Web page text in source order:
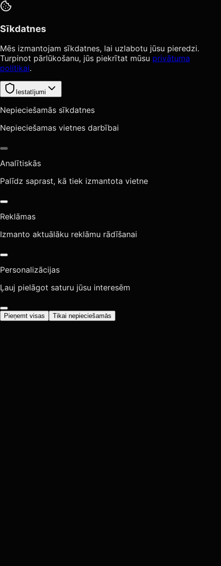
Sīkdatnes
Mēs izmantojam sīkdatnes, lai uzlabotu jūsu pieredzi.
Turpinot pārlūkošanu, jūs piekrītat mūsu privātuma
politikai.
Iestatījumi
Nepieciešamās sīkdatnes
Nepieciešamas vietnes darbībai
Analītiskās
Palīdz saprast, kā tiek izmantota vietne
Reklāmas
Izmanto aktuālāku reklāmu rādīšanai
Personalizācijas
Ļauj pielāgot saturu jūsu interesēm
Pieņemt visas Tikai nepieciešamās